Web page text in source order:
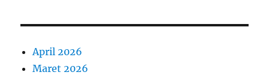
April 2026
Maret 2026